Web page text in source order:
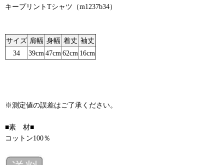
キープリントTシャツ（m1237b34）
サイズ 肩幅 身幅 着丈 袖丈
34
39cm 47cm 62cm 16cm
※測定値の誤差はご了承ください。
■素 材■
コットン100％